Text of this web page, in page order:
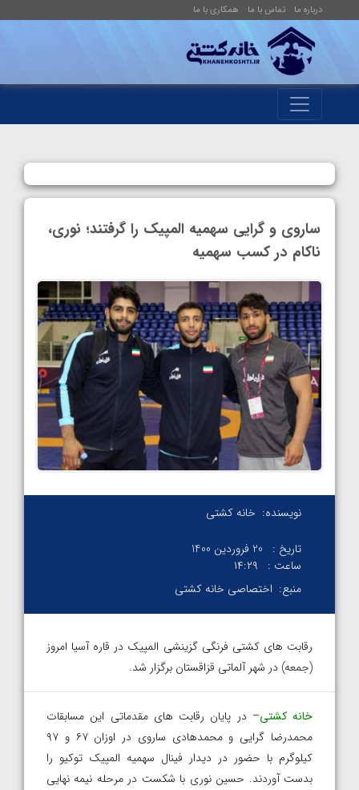
درباره ما تماس با ما همکاری با ما
ساروی و گرایی سهمیه المپیک را گرفتند؛ نوری،
ناکام در کسب سهمیه
نویسنده: خانه کشتی
تاریخ :
20 فروردین 1400
ساعت :
۱۴:۲۹
منبع: اختصاصی خانه کشتی
رقابت های کشتی فرنگی گزینشی المپیک در قاره آسیا امروز
(جمعه) در شهر آلماتی قزاقستان برگزار شد.
خانه کشتی– در پایان رقابت های مقدماتی این مسابقات
محمدرضا گرایی و محمدهادی ساروی در اوزان ۶۷ و ۹۷
کیلوگرم با حضور در دیدار فینال سهمیه المپیک توکیو را
بدست آوردند. حسین نوری با شکست در مرحله نیمه نهایی